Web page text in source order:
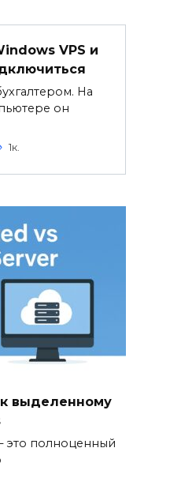
VPS и
На
он
1к.
выделенному
это полноценный